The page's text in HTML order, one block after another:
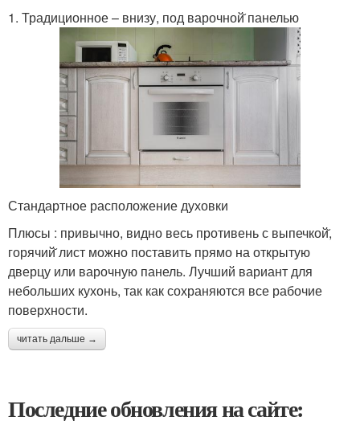
1. Традиционное – внизу, под варочной̆ панелью
Стандартное расположение духовки
Плюсы : привычно, видно весь противень с выпечкой̆,
горячий̆ лист можно поставить прямо на открытую
дверцу или варочную панель. Лучший вариант для
небольших кухонь, так как сохраняются все рабочие
поверхности.
читать дальше →
Последние обновления на сайте: